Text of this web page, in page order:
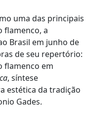
uma das principais
flamenco, a
Brasil em junho de
de seu repertório:
flamenco em
, síntese
estética da tradição
Gades.